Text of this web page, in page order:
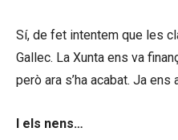
Sí, de fet intentem que les
Gallec. La Xunta ens va
però ara s’ha acabat. Ja ens
I els nens…